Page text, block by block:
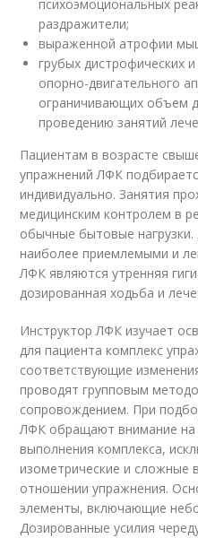
психоэмоциональных
раздражители;
выраженной атрофии
грубых дистрофических
опорно-двигательного
ограничивающих объем
проведению занятий
Пациентам в возрасте
упражнений ЛФК
индивидуально. Занятия
медицинским контролем в
обычные бытовые
наиболее приемлемыми и
ЛФК являются утренняя
дозированная ходьба и
Инструктор ЛФК изучает
для пациента комплекс
соответствующие
проводят групповым
сопровождением. При
ЛФК обращают внимание на
выполнения комплекса,
изометрические и сложные
отношении упражнения.
элементы, включающие
Дозированные усилия